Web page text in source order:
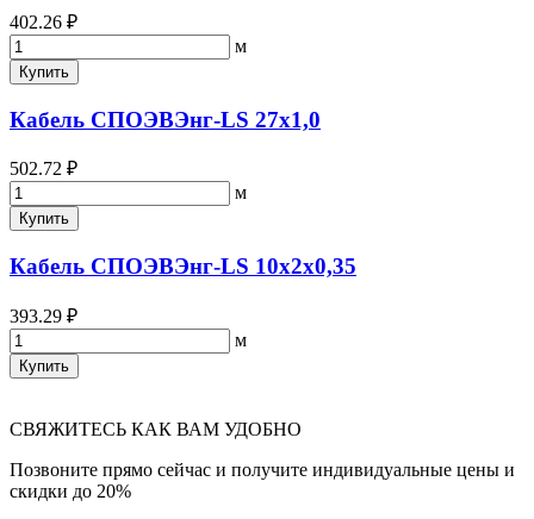
402.26 ₽
м
Купить
Кабель СПОЭВЭнг-LS 27х1,0
502.72 ₽
м
Купить
Кабель СПОЭВЭнг-LS 10х2х0,35
393.29 ₽
м
Купить
СВЯЖИТЕСЬ КАК ВАМ УДОБНО
Позвоните прямо сейчас и получите индивидуальные цены и
скидки до 20%